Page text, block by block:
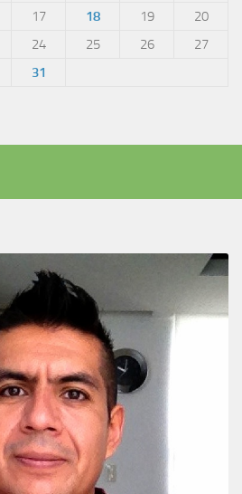
17 18 19
20
24 25 26
27
31